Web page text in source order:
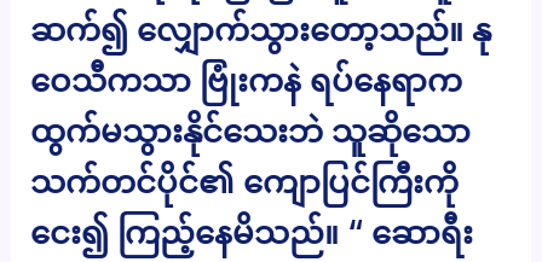
ဆက်၍ လျှောက်သွားတော့သည်။ နု
ဝေသီကသာ ဗြုံးကနဲ ရပ်နေရာက
ထွက်မသွားနိုင်သေးဘဲ သူဆိုသော
သက်တင်ပိုင်၏ ကျောပြင်ကြီးကို
ငေး၍ ကြည့်နေမိသည်။ “ ဆောရီး